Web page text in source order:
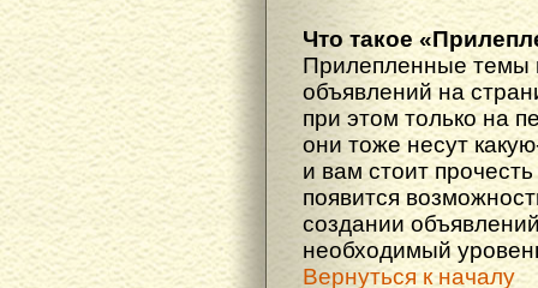
Что такое
Прилепленные темы
объявлений на
при этом только на
они тоже несут
и вам стоит
появится
создании
необходимый
Вернуться к началу